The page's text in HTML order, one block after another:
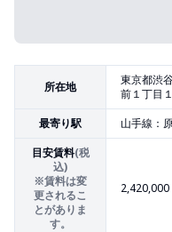
所在地
東京都渋
前１丁目
最寄り駅
山手線：
目安賃料(税
込)
※賃料は変
更されるこ
とがありま
す。
2,420,000